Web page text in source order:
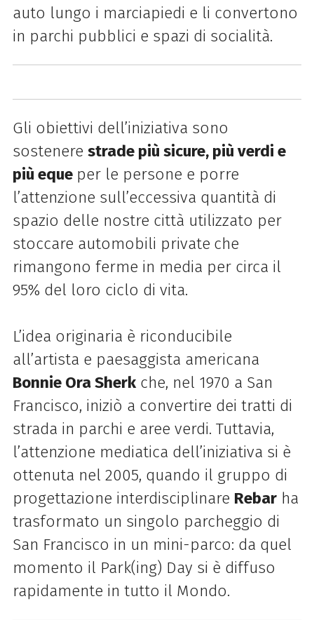
auto lungo i marciapiedi e li convertono
in parchi pubblici e spazi di socialità.
Gli obiettivi dell’iniziativa sono
sostenere strade più sicure, più verdi e
più eque per le persone e porre
l’attenzione sull’eccessiva quantità di
spazio delle nostre città utilizzato per
stoccare automobili private che
rimangono ferme in media per circa il
95% del loro ciclo di vita.
L’idea originaria è riconducibile
all’artista e paesaggista americana
Bonnie Ora Sherkche, nel 1970 a San
Francisco, iniziò a convertire dei tratti di
strada in parchi e aree verdi. Tuttavia,
l’attenzione mediatica dell’iniziativa si è
ottenuta nel 2005, quando il gruppo di
progettazione interdisciplinare Rebarha
trasformato un singolo parcheggio di
San Francisco in un mini-parco: da quel
momento il Park(ing) Day si è diffuso
rapidamente in tutto il Mondo.